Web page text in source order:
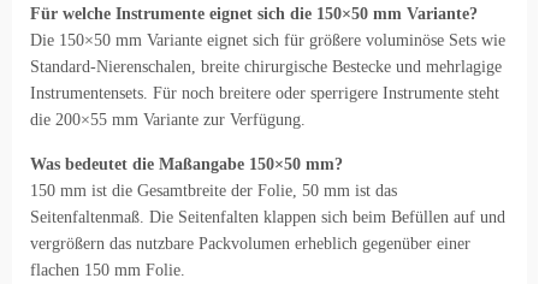
Für welche Instrumente eignet sich die 150×50 mm Variante?
Die 150×50 mm Variante eignet sich für größere voluminöse Sets wie
Standard-Nierenschalen, breite chirurgische Bestecke und mehrlagige
Instrumentensets. Für noch breitere oder sperrigere Instrumente steht
die 200×55 mm Variante zur Verfügung.
Was bedeutet die Maßangabe 150×50 mm?
150 mm ist die Gesamtbreite der Folie, 50 mm ist das
Seitenfaltenmaß. Die Seitenfalten klappen sich beim Befüllen auf und
vergrößern das nutzbare Packvolumen erheblich gegenüber einer
flachen 150 mm Folie.